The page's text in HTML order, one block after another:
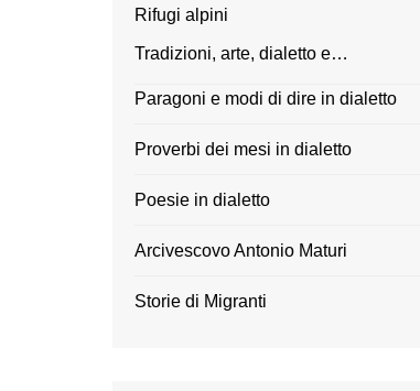
Rifugi alpini
Tradizioni, arte, dialetto e…
Paragoni e modi di dire in dialetto
Proverbi dei mesi in dialetto
Poesie in dialetto
Arcivescovo Antonio Maturi
Storie di Migranti